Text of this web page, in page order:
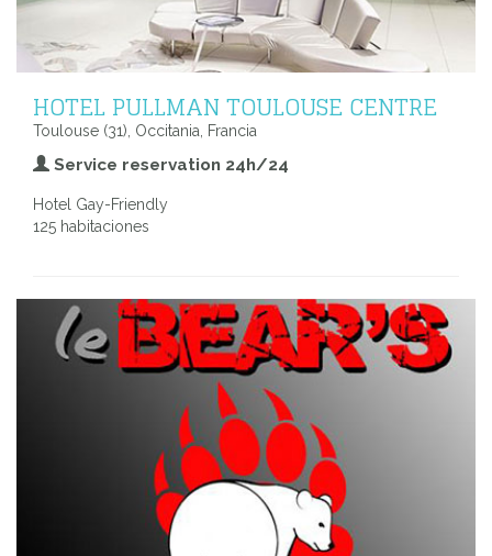
HOTEL PULLMAN TOULOUSE CENTRE
Toulouse (31), Occitania, Francia
Service reservation 24h/24
Hotel Gay-Friendly
125 habitaciones